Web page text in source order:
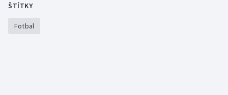
Rychlostní kanoistika
ŠTÍTKY
Fotbal